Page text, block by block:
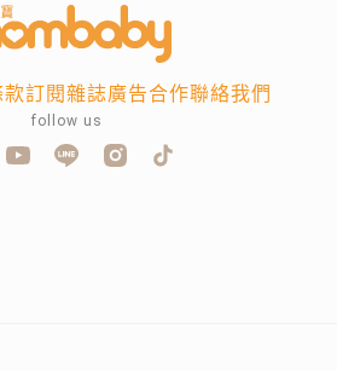
款訂閱雜誌廣告合作聯絡我們
follow us